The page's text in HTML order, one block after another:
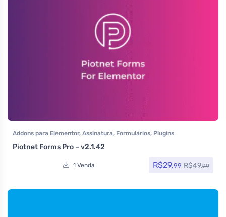
Addons para Elementor, Assinatura, Formulários, Plugins
Piotnet Forms Pro – v2.1.42
1 Venda R$29,99 R$49,99